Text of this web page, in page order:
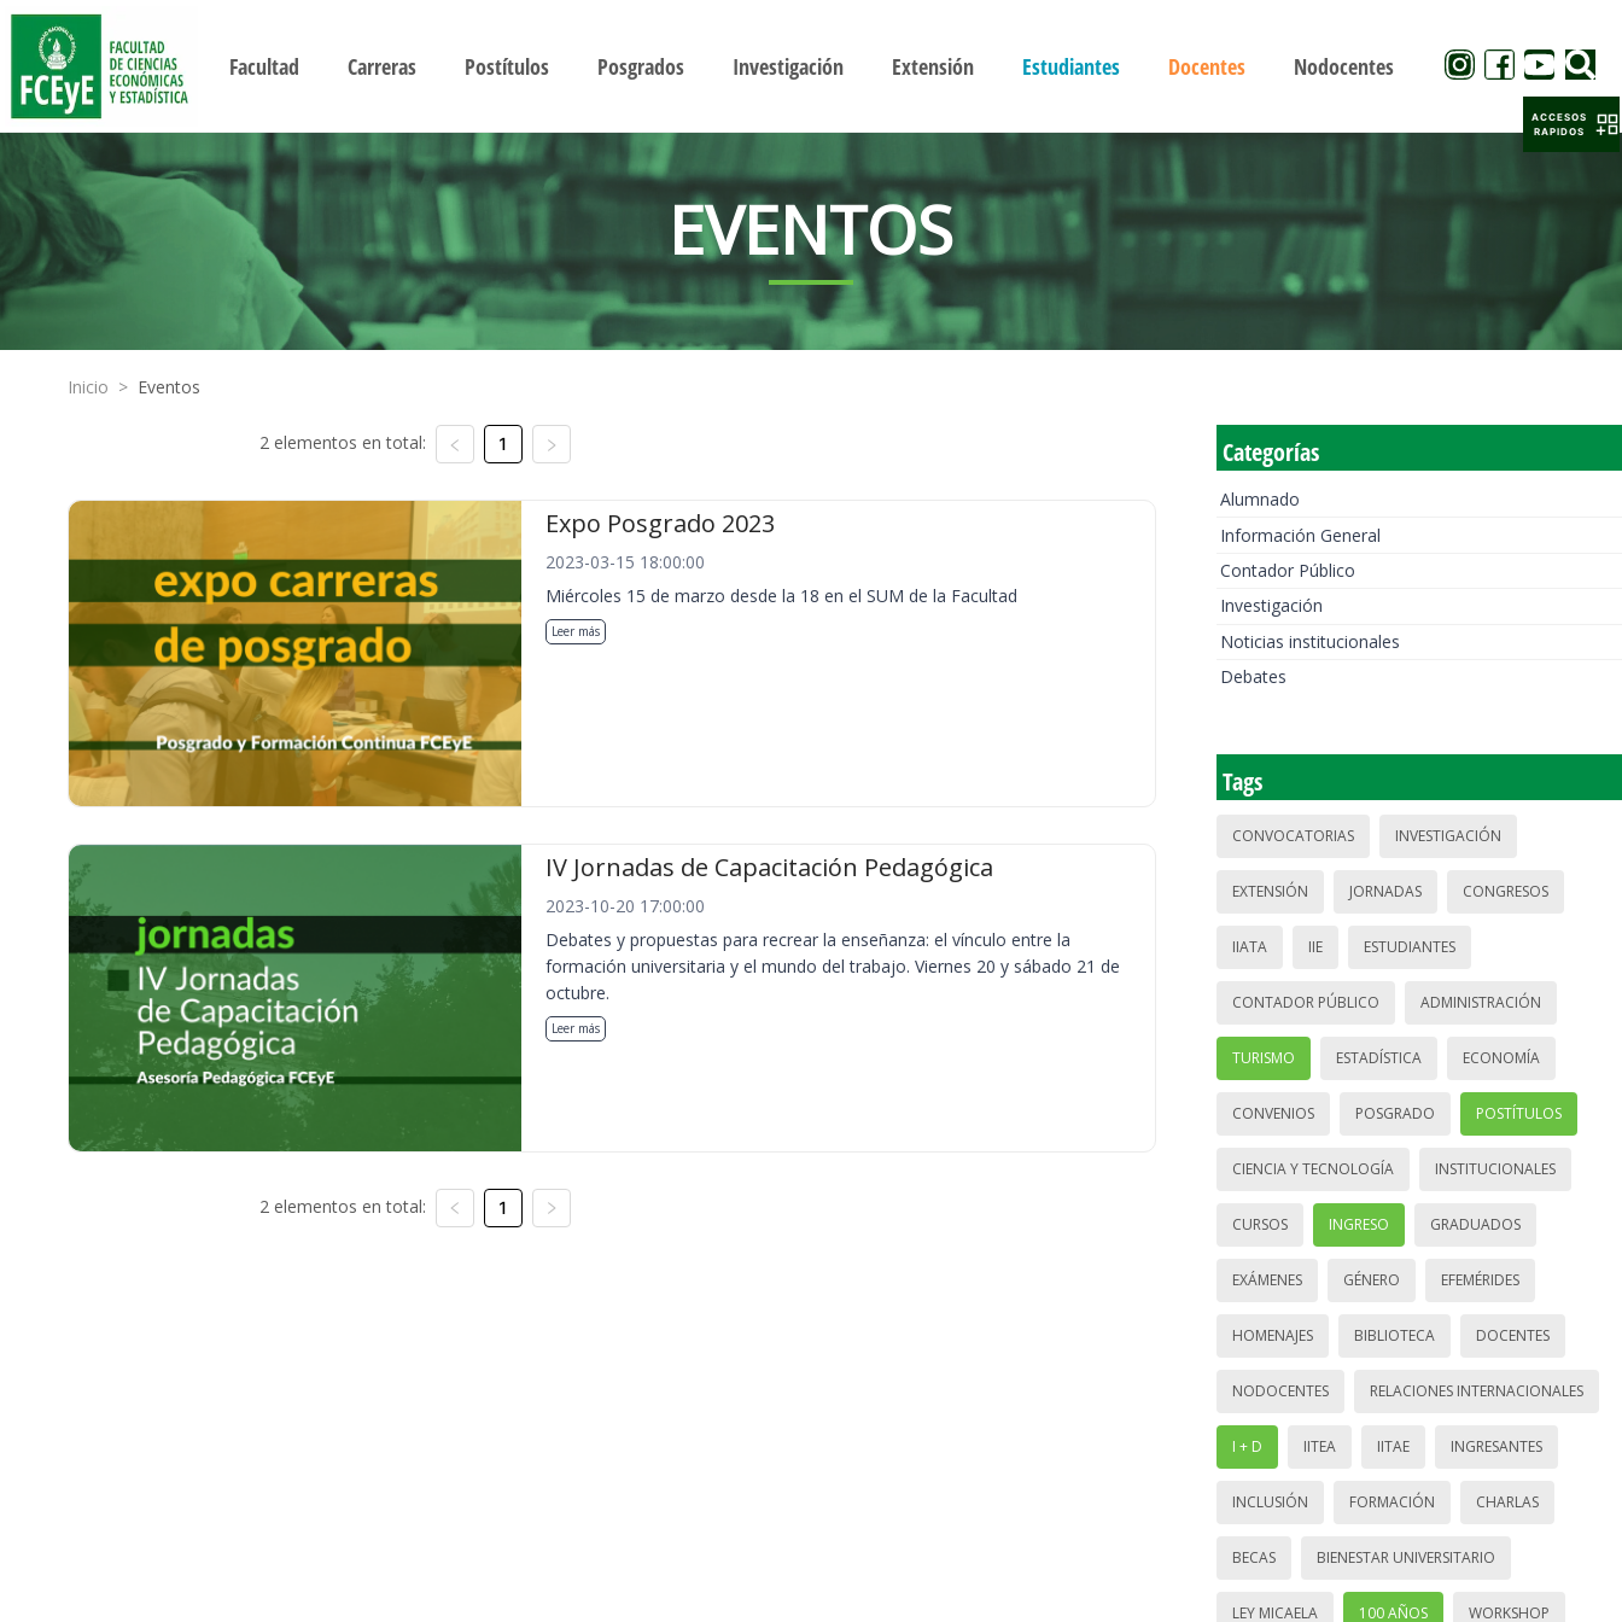
Facultad Carreras Postítulos Posgrados Investigación Extensión Estudiantes Docentes Nodocentes
EVENTOS
Inicio > Eventos
2 elementos en total: 1
Expo Posgrado 2023
2023-03-15 18:00:00
Miércoles 15 de marzo desde la 18 en el SUM de la Facultad
Leer más
IV Jornadas de Capacitación Pedagógica
2023-10-20 17:00:00
Debates y propuestas para recrear la enseñanza: el vínculo entre la
formación universitaria y el mundo del trabajo. Viernes 20 y sábado 21 de
octubre.
Leer más
2 elementos en total: 1
Categorías
Alumnado
Información General
Contador Público
Investigación
Noticias institucionales
Debates
Tags
CONVOCATORIAS INVESTIGACIÓN
EXTENSIÓN JORNADAS CONGRESOS
IIATA IIE ESTUDIANTES
CONTADOR PÚBLICO ADMINISTRACIÓN
TURISMO ESTADÍSTICA ECONOMÍA
CONVENIOS POSGRADO POSTÍTULOS
CIENCIA Y TECNOLOGÍA INSTITUCIONALES
CURSOS INGRESO GRADUADOS
EXÁMENES GÉNERO EFEMÉRIDES
HOMENAJES BIBLIOTECA DOCENTES
NODOCENTES RELACIONES INTERNACIONALES
I + D IITEA IITAE INGRESANTES
INCLUSIÓN FORMACIÓN CHARLAS
BECAS BIENESTAR UNIVERSITARIO
LEY MICAELA 100 AÑOS WORKSHOP
ACCESOS
RAPIDOS